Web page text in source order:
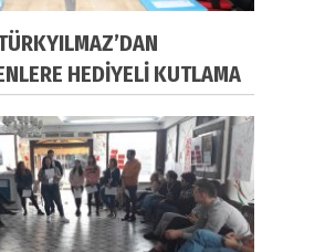
HEDİYELİ KUTLAMA